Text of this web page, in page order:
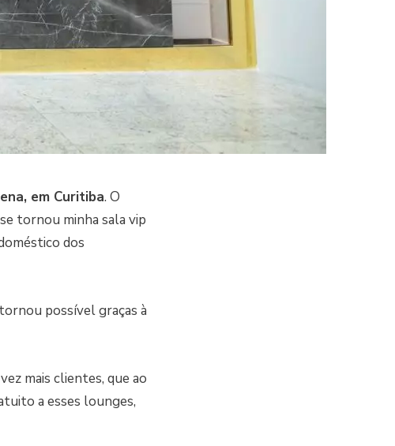
em Curitiba. O
tornou minha sala vip
dos
possível graças à
mais clientes, que ao
a esses lounges,